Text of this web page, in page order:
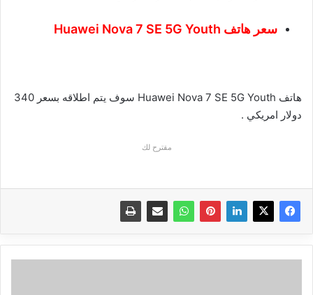
سعر هاتف Huawei Nova 7 SE 5G Youth
هاتف Huawei Nova 7 SE 5G Youth سوف يتم اطلاقه بسعر 340
دولار امريكي .
مقترح لك